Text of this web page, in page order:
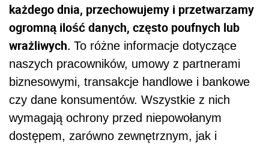
każdego dnia, przechowujemy i przetwarzamy
ogromną ilość danych, często poufnych lub
wrażliwych. To różne informacje dotyczące
naszych pracowników, umowy z partnerami
biznesowymi, transakcje handlowe i bankowe
czy dane konsumentów. Wszystkie z nich
wymagają ochrony przed niepowołanym
dostępem, zarówno zewnętrznym, jak i